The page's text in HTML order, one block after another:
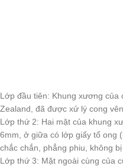
Lớp đầu tiên: Khung xương
Zealand, đã được xử lý cong
Lớp thứ 2: Hai mặt của khung
6mm, ở giữa có lớp giấy tổ ong
chắc chắn, phẳng phiu, không bị
Lớp thứ 3: Mặt ngoài cùng của